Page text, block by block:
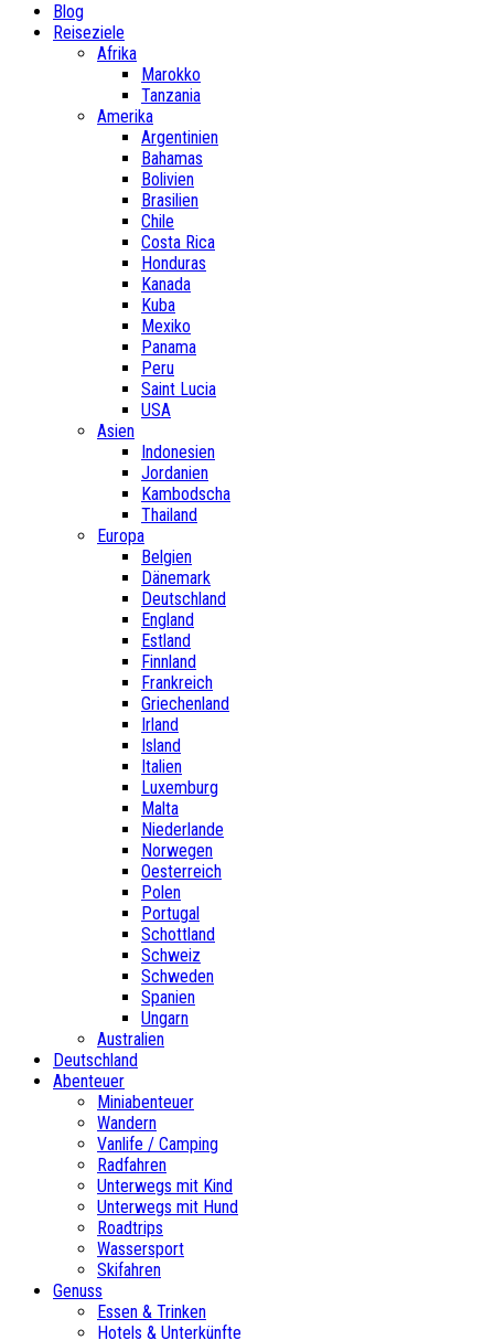
Blog
Reiseziele
Afrika
Marokko
Tanzania
Amerika
Argentinien
Bahamas
Bolivien
Brasilien
Chile
Costa Rica
Honduras
Kanada
Kuba
Mexiko
Panama
Peru
Saint Lucia
USA
Asien
Indonesien
Jordanien
Kambodscha
Thailand
Europa
Belgien
Dänemark
Deutschland
England
Estland
Finnland
Frankreich
Griechenland
Irland
Island
Italien
Luxemburg
Malta
Niederlande
Norwegen
Oesterreich
Polen
Portugal
Schottland
Schweiz
Schweden
Spanien
Ungarn
Australien
Deutschland
Abenteuer
Miniabenteuer
Wandern
Vanlife / Camping
Radfahren
Unterwegs mit Kind
Unterwegs mit Hund
Roadtrips
Wassersport
Skifahren
Genuss
Essen & Trinken
Hotels & Unterkünfte